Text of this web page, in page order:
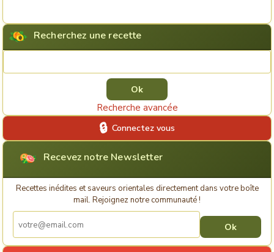
Recherchez une recette
Recherche avancée
Connectez vous
Recevez notre Newsletter
Recettes inédites et saveurs orientales directement dans votre boîte
mail. Rejoignez notre communauté !